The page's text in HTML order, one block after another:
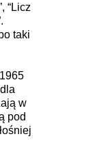
“Licz
taki
w
pod